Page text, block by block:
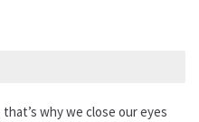
why we close our eyes